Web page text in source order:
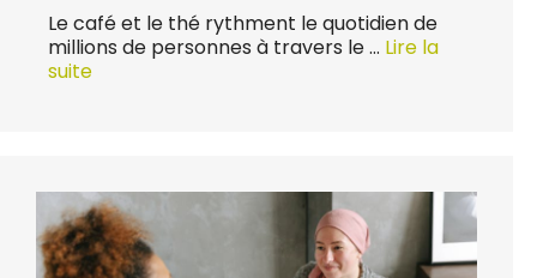
Le café et le thé rythment le quotidien de
millions de personnes à travers le … Lire la
suite